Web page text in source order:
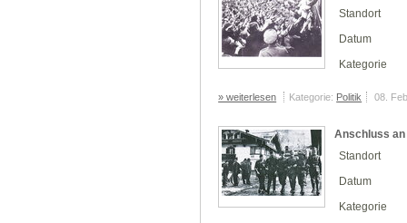
Standort
Datum
Kategorie
» weiterlesen Kategorie: Politik 08.
Anschluss
Standort
Datum
Kategorie